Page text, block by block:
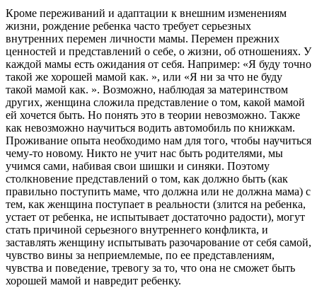
Кроме переживаний и адаптации к внешним изменениям
жизни, рождение ребенка часто требует серьезных
внутренних перемен личности мамы. Перемен прежних
ценностей и представлений о себе, о жизни, об отношениях. У
каждой мамы есть ожидания от себя. Например: «Я буду точно
такой же хорошей мамой как. », или «Я ни за что не буду
такой мамой как. ». Возможно, наблюдая за материнством
других, женщина сложила представление о том, какой мамой
ей хочется быть. Но понять это в теории невозможно. Также
как невозможно научиться водить автомобиль по книжкам.
Проживание опыта необходимо нам для того, чтобы научиться
чему-то новому. Никто не учит нас быть родителями, мы
учимся сами, набивая свои шишки и синяки. Поэтому
столкновение представлений о том, как должно быть (как
правильно поступить маме, что должна или не должна мама) с
тем, как женщина поступает в реальности (злится на ребенка,
устает от ребенка, не испытывает достаточно радости), могут
стать причиной серьезного внутреннего конфликта, и
заставлять женщину испытывать разочарование от себя самой,
чувство вины за неприемлемые, по ее представлениям,
чувства и поведение, тревогу за то, что она не сможет быть
хорошей мамой и навредит ребенку.